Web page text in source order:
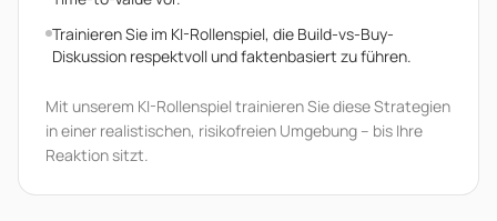
Trainieren Sie im KI-Rollenspiel, die Build-vs-Buy-
Diskussion respektvoll und faktenbasiert zu führen.
Mit unserem KI-Rollenspiel trainieren Sie diese Strategien
in einer realistischen, risikofreien Umgebung – bis Ihre
Reaktion sitzt.